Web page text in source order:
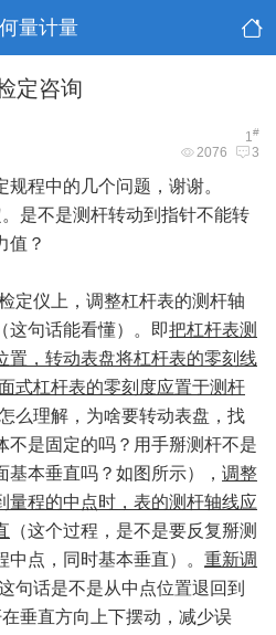
量计量
定咨询
1#
2076 3
规程中的几个问题，谢谢。
是不是测杆转动到指针不能转
值？
定仪上，调整杠杆表的测杆轴
这句话能看懂）。即把杠杆表测
置，转动表盘将杠杆表的零刻线
式杠杆表的零刻度应置于测杆
么理解，为啥要转动表盘，找
不是固定的吗？用手掰测杆不是
本垂直吗？如图所示）， 调整
量程的中点时，表的测杆轴线应
（这个过程，是不是要反复掰测
点，同时基本垂直）。 重新调
这句话是不是从中点位置退回到
垂直方向上下摆动，减少误